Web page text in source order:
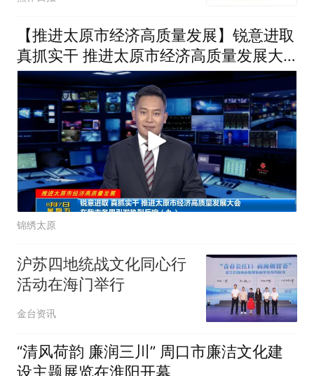
【推进太原市经济高质量发展】锐意进取
真抓实干 推进太原市经济高质量发展大
会在我市各界引发热烈反响（九）
锦绣太原
沪苏四地统战文化同心行
活动在海门举行
金台资讯
“清风荷韵 廉润三川” 周口市廉洁文化建
设主题展览在淮阳开幕